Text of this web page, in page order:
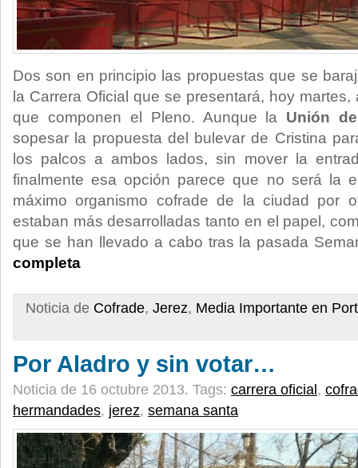
Dos son en principio las propuestas que se
la Carrera Oficial que se presentará, hoy
que componen el Pleno. Aunque la Unión
sopesar la propuesta del bulevar de Cristina
los palcos a ambos lados, sin mover la
finalmente esa opción parece que no será la
máximo organismo cofrade de la ciudad por
estaban más desarrolladas tanto en el papel,
que se han llevado a cabo tras la pasada
completa
Noticia de Cofrade, Jerez, Media Importante en
Por Aladro y sin votar…
Noticia de 16 octubre 2013. Tags: carrera oficial ,
hermandades, jerez, semana santa